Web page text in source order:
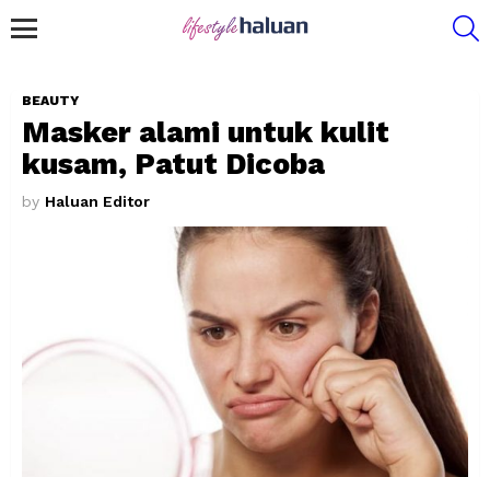
BEAUTY
Masker alami untuk kulit
kusam, Patut Dicoba
by Haluan Editor